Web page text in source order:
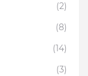
(2)
(8)
(14)
(3)